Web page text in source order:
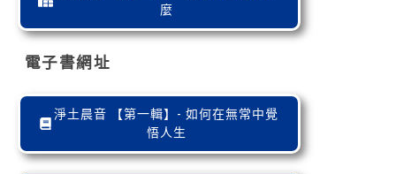
麼
電子書網址
淨土晨音 【第一輯】- 如何在無常中覺
悟人生